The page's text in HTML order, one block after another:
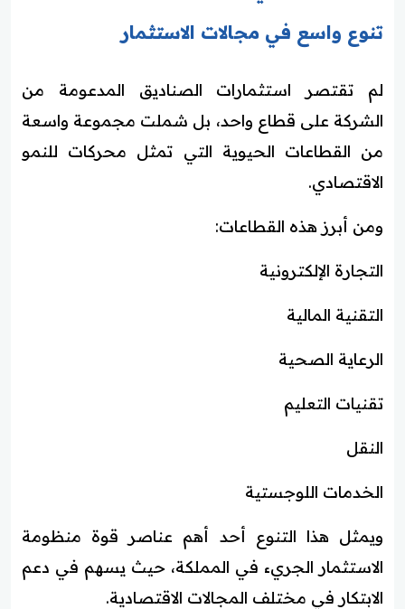
تنوع واسع في مجالات الاستثمار
لم تقتصر استثمارات الصناديق المدعومة من
الشركة على قطاع واحد، بل شملت مجموعة واسعة
من القطاعات الحيوية التي تمثل محركات للنمو
الاقتصادي.
ومن أبرز هذه القطاعات:
التجارة الإلكترونية
التقنية المالية
الرعاية الصحية
تقنيات التعليم
النقل
الخدمات اللوجستية
ويمثل هذا التنوع أحد أهم عناصر قوة منظومة
الاستثمار الجريء في المملكة، حيث يسهم في دعم
الابتكار في مختلف المجالات الاقتصادية.